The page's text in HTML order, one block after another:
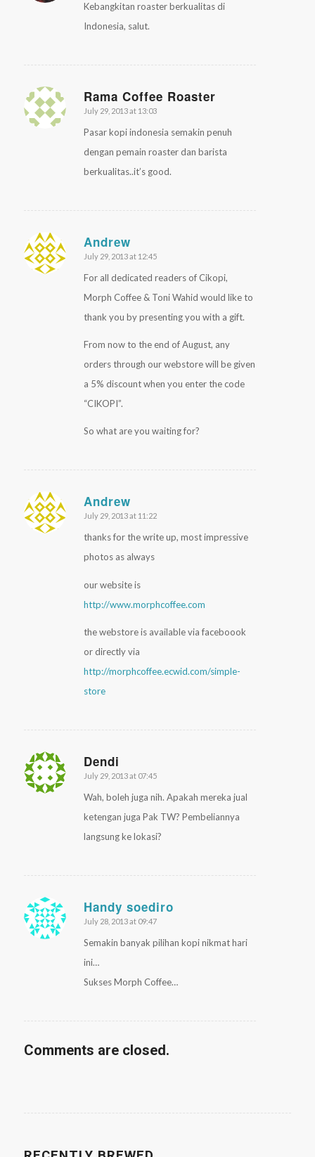
Kebangkitan roaster berkualitas di
Indonesia, salut.
Rama Coffee Roaster
says:
July 29, 2013 at 13:03
Pasar kopi indonesia semakin penuh
dengan pemain roaster dan barista
berkualitas..it’s good.
Andrew
says:
July 29, 2013 at 12:45
For all dedicated readers of Cikopi,
Morph Coffee & Toni Wahid would like to
thank you by presenting you with a gift.
From now to the end of August, any
orders through our webstore will be given
a 5% discount when you enter the code
“CIKOPI”.
So what are you waiting for?
Andrew
says:
July 29, 2013 at 11:22
thanks for the write up, most impressive
photos as always
our website is
http://www.morphcoffee.com
the webstore is available via faceboook
or directly via
http://morphcoffee.ecwid.com/simple-
store
Dendi
says:
July 29, 2013 at 07:45
Wah, boleh juga nih. Apakah mereka jual
ketengan juga Pak TW? Pembeliannya
langsung ke lokasi?
Handy soediro
says:
July 28, 2013 at 09:47
Semakin banyak pilihan kopi nikmat hari
ini…
Sukses Morph Coffee…
Comments are closed.